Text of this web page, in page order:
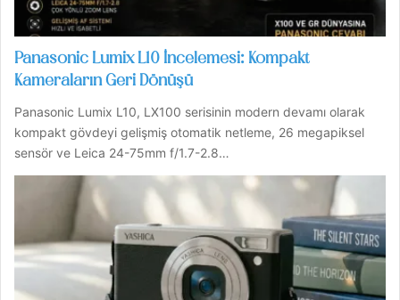
Panasonic Lumix L10 İncelemesi: Kompakt
Kameraların Geri Dönüşü
Panasonic Lumix L10, LX100 serisinin modern devamı olarak
kompakt gövdeyi gelişmiş otomatik netleme, 26 megapiksel
sensör ve Leica 24-75mm f/1.7-2.8…